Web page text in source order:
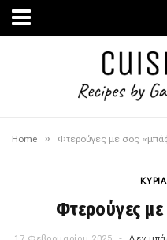
Home » Φτερούγες με σος
Φτερούγες